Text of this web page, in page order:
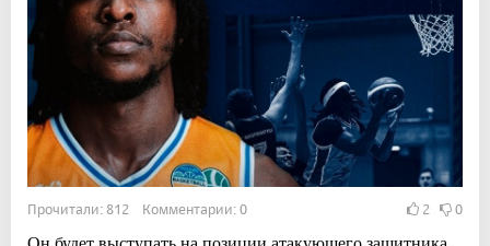
Прочитали: 812 Комментарии: 0 2 0